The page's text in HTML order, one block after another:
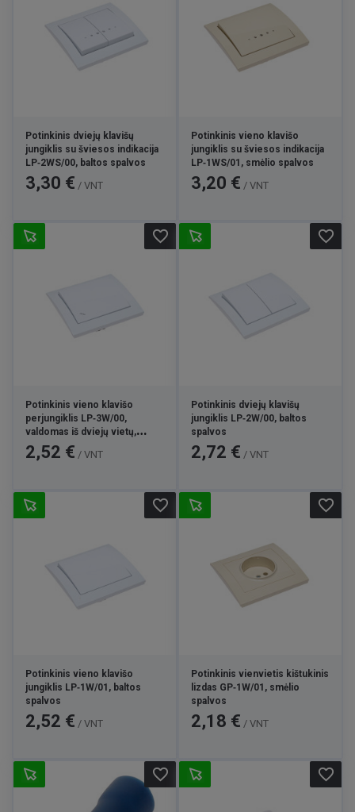
Potinkinis dviejų klavišų
jungiklis su šviesos indikacija
LP‑2WS/00, baltos spalvos
Kaina
3,30 € / VNT
Potinkinis vieno klavišo
jungiklis su šviesos indikacija
LP‑1WS/01, smėlio spalvos
Kaina
3,20 € / VNT
Potinkinis vieno klavišo
perjungiklis LP‑3W/00,
valdomas iš dviejų vietų,
baltos spalvos
Kaina
2,52 € / VNT
favorite_border
Potinkinis dviejų klavišų
jungiklis LP‑2W/00, baltos
spalvos
Kaina
2,72 € / VNT
favorite_border
Potinkinis vieno klavišo
jungiklis LP‑1W/01, baltos
spalvos
Kaina
2,52 € / VNT
favorite_border
Potinkinis vienvietis kištukinis
lizdas GP‑1W/01, smėlio
spalvos
Kaina
2,18 € / VNT
favorite_border
favorite_border favorite_border